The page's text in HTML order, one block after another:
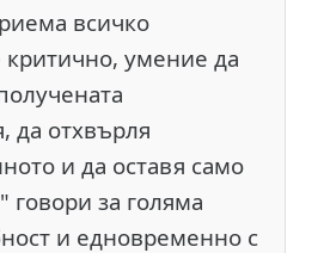
всичко
критично, умение да
да отхвърля
и да оставя само
говори за голяма
и едновременно с